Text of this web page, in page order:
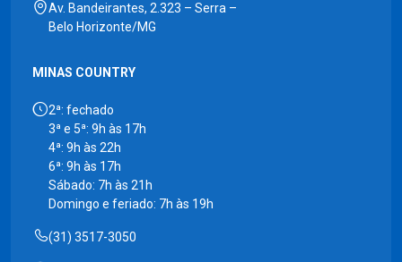
Av. Bandeirantes, 2.323 – Serra –
Belo Horizonte/MG
MINAS COUNTRY
2ª: fechado
3ª e 5ª: 9h às 17h
4ª: 9h às 22h
6ª: 9h às 17h
Sábado: 7h às 21h
Domingo e feriado: 7h às 19h
(31) 3517-3050